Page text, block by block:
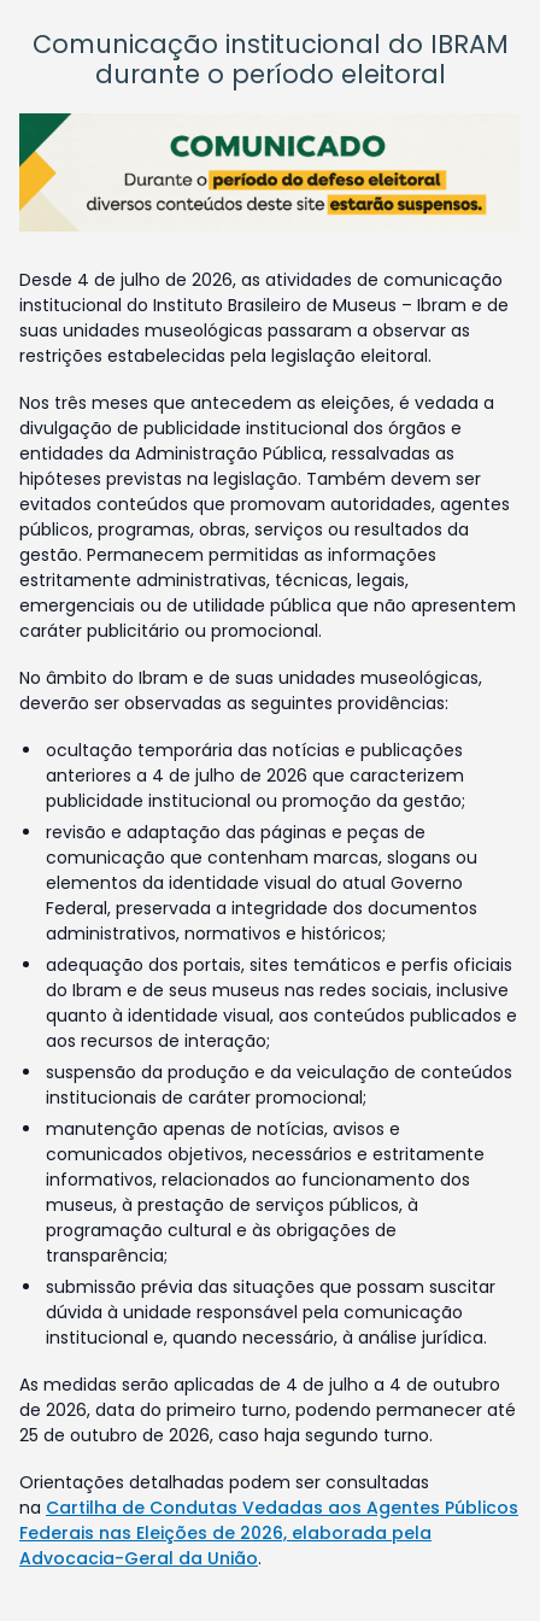
Comunicação institucional do IBRAM
durante o período eleitoral
Desde 4 de julho de 2026, as atividades de comunicação
institucional do Instituto Brasileiro de Museus – Ibram e de
suas unidades museológicas passaram a observar as
restrições estabelecidas pela legislação eleitoral.
Nos três meses que antecedem as eleições, é vedada a
divulgação de publicidade institucional dos órgãos e
entidades da Administração Pública, ressalvadas as
hipóteses previstas na legislação. Também devem ser
evitados conteúdos que promovam autoridades, agentes
públicos, programas, obras, serviços ou resultados da
gestão. Permanecem permitidas as informações
estritamente administrativas, técnicas, legais,
emergenciais ou de utilidade pública que não apresentem
caráter publicitário ou promocional.
No âmbito do Ibram e de suas unidades museológicas,
deverão ser observadas as seguintes providências:
ocultação temporária das notícias e publicações
anteriores a 4 de julho de 2026 que caracterizem
publicidade institucional ou promoção da gestão;
revisão e adaptação das páginas e peças de
comunicação que contenham marcas, slogans ou
elementos da identidade visual do atual Governo
Federal, preservada a integridade dos documentos
administrativos, normativos e históricos;
adequação dos portais, sites temáticos e perfis oficiais
do Ibram e de seus museus nas redes sociais, inclusive
quanto à identidade visual, aos conteúdos publicados e
aos recursos de interação;
suspensão da produção e da veiculação de conteúdos
institucionais de caráter promocional;
manutenção apenas de notícias, avisos e
comunicados objetivos, necessários e estritamente
informativos, relacionados ao funcionamento dos
museus, à prestação de serviços públicos, à
programação cultural e às obrigações de
transparência;
submissão prévia das situações que possam suscitar
dúvida à unidade responsável pela comunicação
institucional e, quando necessário, à análise jurídica.
As medidas serão aplicadas de 4 de julho a 4 de outubro
de 2026, data do primeiro turno, podendo permanecer até
25 de outubro de 2026, caso haja segundo turno.
Orientações detalhadas podem ser consultadas
na Cartilha de Condutas Vedadas aos Agentes Públicos
Federais nas Eleições de 2026, elaborada pela
Advocacia-Geral da União.